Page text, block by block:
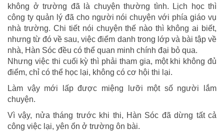
không ở trường đã là chuyện thường tình. Lịch học thì
công ty quản lý đã cho người nói chuyện với phía giáo vụ
nhà trường. Chi tiết nói chuyện thế nào thì không ai biết,
nhưng từ đó về sau, việc điểm danh trong lớp và bài tập về
nhà, Hàn Sóc đều có thể quan minh chính đại bỏ qua.
Nhưng việc thi cuối kỳ thì phải tham gia, một khi không đủ
điểm, chỉ có thể học lại, không có cơ hội thi lại.
Làm vậy mới lấp được miệng lưỡi một số người lắm
chuyện.
Vì vậy, nửa tháng trước khi thi, Hàn Sóc đã dừng tất cả
công việc lại, yên ổn ở trường ôn bài.